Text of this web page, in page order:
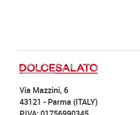
Via Mazzini, 6
43121 - Parma (ITALY)